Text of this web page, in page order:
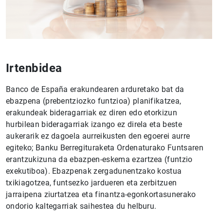
Irtenbidea
Banco de España erakundearen arduretako bat da
ebazpena (prebentziozko funtzioa) planifikatzea,
erakundeak bideragarriak ez diren edo etorkizun
hurbilean bideragarriak izango ez direla eta beste
aukerarik ez dagoela aurreikusten den egoerei aurre
egiteko; Banku Berregituraketa Ordenaturako Funtsaren
erantzukizuna da ebazpen-eskema ezartzea (funtzio
exekutiboa). Ebazpenak zergadunentzako kostua
txikiagotzea, funtsezko jardueren eta zerbitzuen
jarraipena ziurtatzea eta finantza-egonkortasunerako
ondorio kaltegarriak saihestea du helburu.